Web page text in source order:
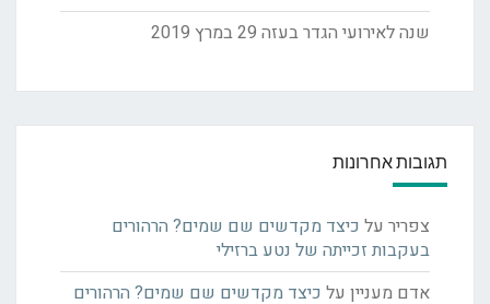
שנה לאירועי הגדר בעזה 29 במרץ 2019
תגובות אחרונות
צפרירעל כיצד מקדשים שם שמים? הרהורים
בעקבות זכייתה של נטע ברזילי
אדם מענייןעל כיצד מקדשים שם שמים? הרהורים